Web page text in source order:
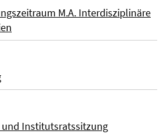
M.A. Interdisziplinäre
Institutsratssitzung